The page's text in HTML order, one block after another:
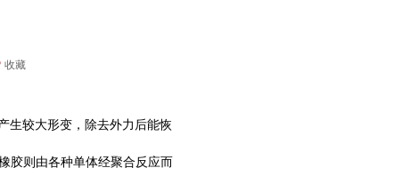
生较大形变，除去外力后能恢
胶则由各种单体经聚合反应而
收藏